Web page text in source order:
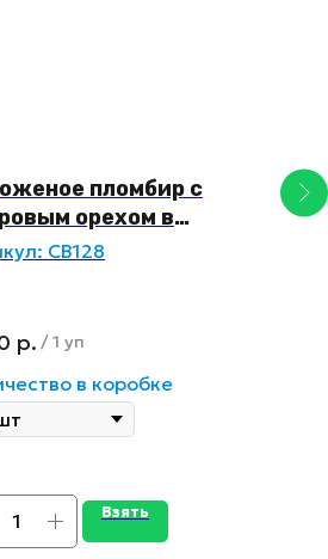
пломбир с
орехом в
стаканчике
СВ128
р. /1 уп
в коробке
Взять